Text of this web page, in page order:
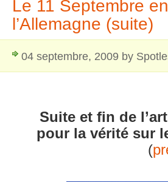
Le 11 Septembre
l’Allemagne (suite)
04 septembre, 2009 by
Suite et fin de
pour la vérité sur
(